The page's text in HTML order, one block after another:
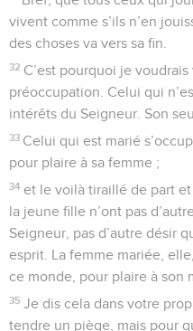
vivent comme s’ils n’en
des choses va vers sa fin.
32 C’est pourquoi je
préoccupation. Celui qui
intérêts du Seigneur. Son
33 Celui qui est marié
pour plaire à sa femme ;
34 et le voilà tiraillé de part
la jeune fille n’ont pas
Seigneur, pas d’autre désir
esprit. La femme mariée,
ce monde, pour plaire à son
35 Je dis cela dans votre
tendre un piège, mais pour